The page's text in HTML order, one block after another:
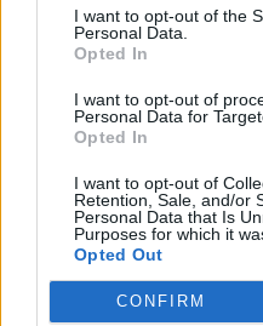
I want to opt-out of the
Personal Data.
Opted In
I want to opt-out of
Personal Data for
Opted In
I want to opt-out of
Retention, Sale, and/or
Personal Data that Is
Purposes for which it
Opted Out
CONFIRM
bizottsági tagok választása
választása 7...
KEDVES OLVASÓNK!
A keresett cikk a
tartozik, melynek
regisztrációhoz kötött.
Az előfizetés a
Portfolio.hu teljes